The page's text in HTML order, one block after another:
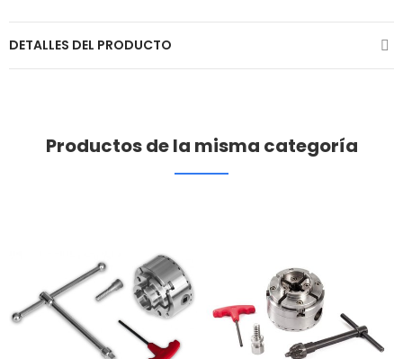
DETALLES DEL PRODUCTO
Productos de la misma categoría